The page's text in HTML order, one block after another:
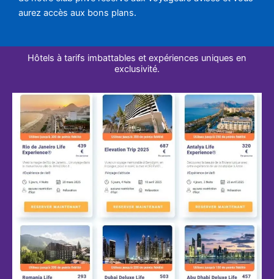
aurez accès aux bons plans.
Hôtels à tarifs imbattables et expériences uniques en
exclusivité.